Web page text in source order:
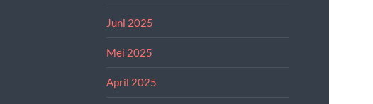
Juni 2025
Mei 2025
April 2025